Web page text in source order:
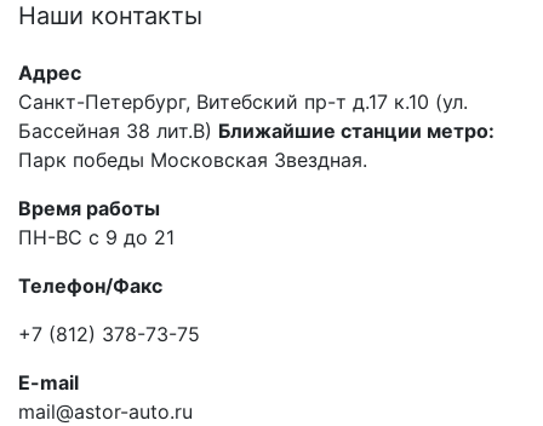
Наши контакты
Адрес
Санкт-Петербург, Витебский пр-т д.17 к.10 (ул.
Бассейная 38 лит.В) Ближайшие станции метро:
Парк победы Московская Звездная.
Время работы
ПН-ВС с 9 до 21
Телефон/Факс
+7 (812) 378-73-75
E-mail
mail@astor-auto.ru